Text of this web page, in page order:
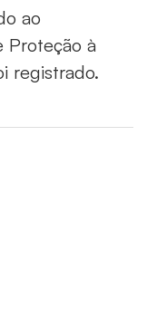
ao
Proteção à
registrado.